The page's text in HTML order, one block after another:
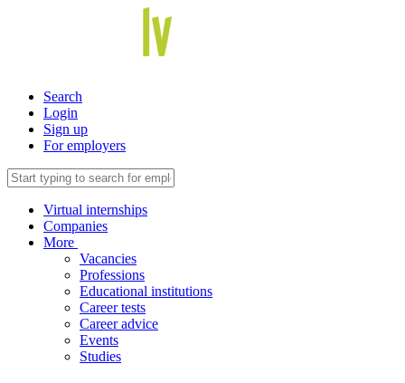
Search
Login
Sign up
For employers
Virtual internships
Companies
More
Vacancies
Professions
Educational institutions
Career tests
Career advice
Events
Studies